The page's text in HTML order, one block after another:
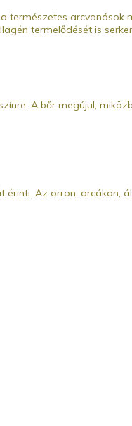
természetes
termelődését is
A bőr megújul,
Az orron, orcákon,